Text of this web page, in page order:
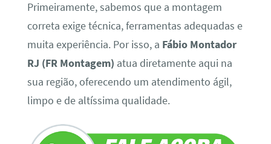
Primeiramente, sabemos que a montagem
correta exige técnica, ferramentas adequadas e
muita experiência. Por isso, a Fábio Montador
RJ (FR Montagem) atua diretamente aqui na
sua região, oferecendo um atendimento ágil,
limpo e de altíssima qualidade.